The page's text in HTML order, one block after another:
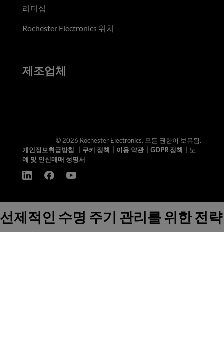
리더십
Rochester Electronics 위치
제조업체
© 2026 Rochester Electronics. 모든 권한이 보유됨.
개인정보취급방침
쿠키 정책 이용 약관| GDPR 정책
노
예 및 인신매매 성명서
선제적인 수명 주기 관리를 위한 전략